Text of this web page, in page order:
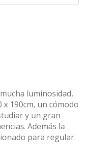
luminosidad,
x 190cm, un cómodo
y un gran
Además la
para regular